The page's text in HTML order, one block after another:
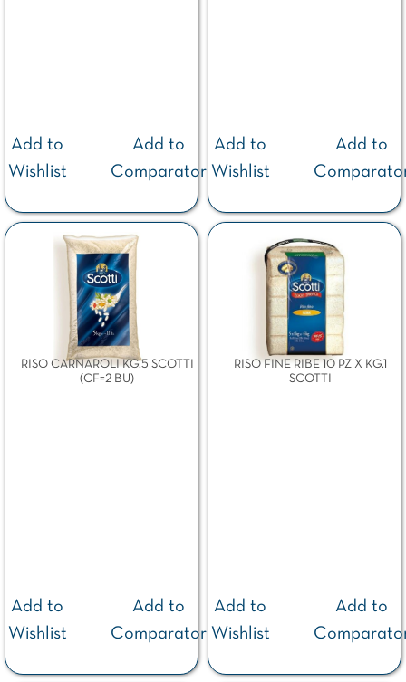
Add to
Wishlist
Add to
Comparator
Add to
Wishlist
Add to
RISO CARNAROLI KG.5 SCOTTI
(CF=2 BU)
Add to
Wishlist
Add to
Comparator
RISO FINE RIBE 10 PZ X KG.1
SCOTTI
Add to
Wishlist
Add to